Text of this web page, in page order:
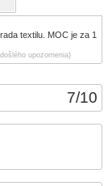
7/10
textilu. MOC je za 1
upozornenia)